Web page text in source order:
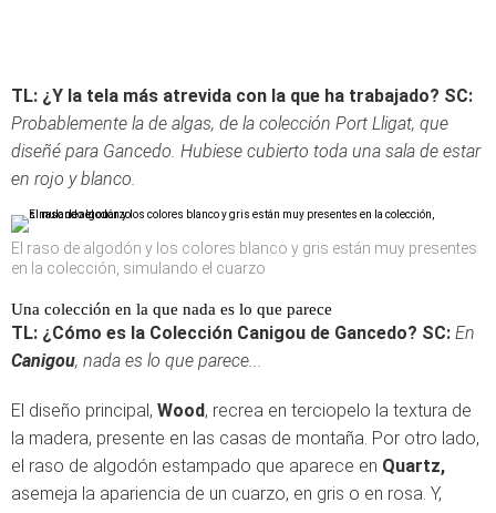
TL: ¿Y la tela más atrevida con la que ha trabajado? SC:
Probablemente la de algas, de la colección Port Lligat, que
diseñé para Gancedo. Hubiese cubierto toda una sala de estar
en rojo y blanco.
El raso de algodón y los colores blanco y gris están muy presentes
en la colección, simulando el cuarzo
Una colección en la que nada es lo que parece
TL: ¿Cómo es la Colección Canigou de Gancedo? SC: En
Canigou, nada es lo que parece...
El diseño principal, Wood, recrea en terciopelo la textura de
la madera, presente en las casas de montaña. Por otro lado,
el raso de algodón estampado que aparece en Quartz,
asemeja la apariencia de un cuarzo, en gris o en rosa. Y,